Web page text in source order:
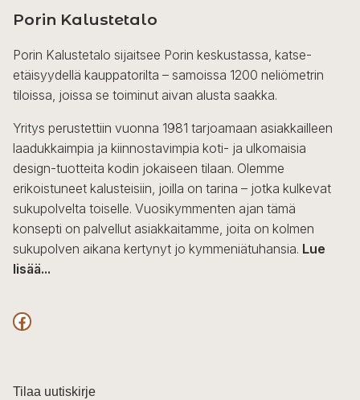
Porin Kalustetalo
Porin Kalustetalo sijaitsee Porin keskustassa, katse-
etäisyydellä kauppatorilta – samoissa 1200 neliömetrin
tiloissa, joissa se toiminut aivan alusta saakka.
Yritys perustettiin vuonna 1981 tarjoamaan asiakkailleen
laadukkaimpia ja kiinnostavimpia koti- ja ulkomaisia
design-tuotteita kodin jokaiseen tilaan. Olemme
erikoistuneet kalusteisiin, joilla on tarina – jotka kulkevat
sukupolvelta toiselle. Vuosikymmenten ajan tämä
konsepti on palvellut asiakkaitamme, joita on kolmen
sukupolven aikana kertynyt jo kymmeniätuhansia. Lue
lisää...
F
c
Tilaa uutiskirje